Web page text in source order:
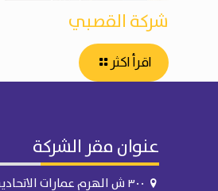
شركة القصبي
اقرأ اكثر
عنوان مقر الشركة